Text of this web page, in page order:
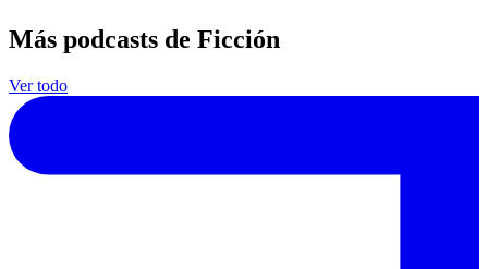
Más podcasts de Ficción
Ver todo